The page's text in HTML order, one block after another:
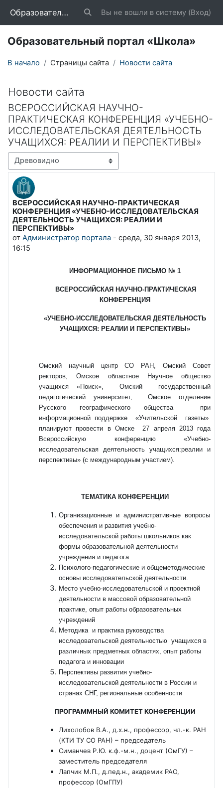
Образовательный портал «Школа» Изменить данные поисковой строки
Вы не вошли в систему (Вход)
Образовательный портал «Школа»
В начало Страницы сайта Новости сайта
Новости сайта
ВСЕРОССИЙСКАЯ НАУЧНО-
ПРАКТИЧЕСКАЯ КОНФЕРЕНЦИЯ «УЧЕБНО-
ИССЛЕДОВАТЕЛЬСКАЯ ДЕЯТЕЛЬНОСТЬ
УЧАЩИХСЯ: РЕАЛИИ И ПЕРСПЕКТИВЫ»
Режим отображения
ВСЕРОССИЙСКАЯ НАУЧНО-ПРАКТИЧЕСКАЯ
КОНФЕРЕНЦИЯ «УЧЕБНО-ИССЛЕДОВАТЕЛЬСКАЯ
ДЕЯТЕЛЬНОСТЬ УЧАЩИХСЯ: РЕАЛИИ И
ПЕРСПЕКТИВЫ»
от Администратор портала - среда, 30 января 2013,
16:15
Количество ответов: 0
ИНФОРМАЦИОННОЕ ПИСЬМО № 1
ВСЕРОССИЙСКАЯ НАУЧНО-ПРАКТИЧЕСКАЯ
КОНФЕРЕНЦИЯ
«УЧЕБНО-ИССЛЕДОВАТЕЛЬСКАЯ ДЕЯТЕЛЬНОСТЬ
УЧАЩИХСЯ: РЕАЛИИ И ПЕРСПЕКТИВЫ»
Омский научный центр СО РАН, Омский Совет
ректоров, Омское областное Научное общество
учащихся «Поиск», Омский государственный
педагогический университет, Омское отделение
Русского географического общества при
информационной поддержке «Учительской газеты»
планируют провести в Омске 27 апреля 2013 года
Всероссийскую конференцию «Учебно-
исследовательская деятельность учащихся:реалии и
перспективы» (с международным участием).
ТЕМАТИКА КОНФЕРЕНЦИИ
Организационные и административные вопросы
обеспечения и развития учебно-
исследовательской работы школьников как
формы образовательной деятельности
учреждения и педагога
Психолого-педагогические и общеметодические
основы исследовательской деятельности.
Место учебно-исследовательской и проектной
деятельности в массовой образовательной
практике, опыт работы образовательных
учреждений
Методика и практика руководства
исследовательской деятельностью учащихся в
различных предметных областях, опыт работы
педагога и инновации
Перспективы развития учебно-
исследовательской деятельности в России и
странах СНГ, региональные особенности
ПРОГРАММНЫЙ КОМИТЕТ КОНФЕРЕНЦИИ
Лихолобов В.А., д.х.н., профессор, чл.-к. РАН
(КТИ ТУ СО РАН) – председатель
Симанчев Р.Ю. к.ф.-м.н., доцент (ОмГУ) –
заместитель председателя
Лапчик М.П., д.пед.н., академик РАО,
профессор (ОмГПУ)